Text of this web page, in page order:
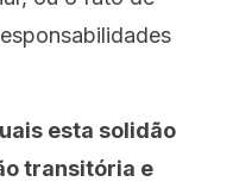
esta solidão
transitória e